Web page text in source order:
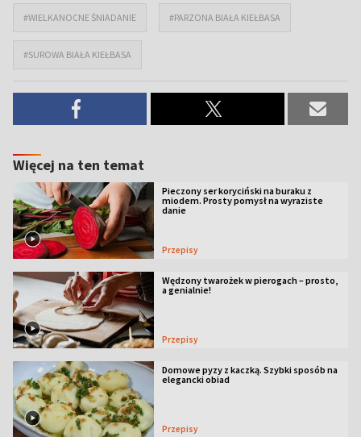
#WIELKANOCNE ŚNIADANIE #PARZONA BIAŁA KIEŁBASA
#SUROWA BIAŁA KIEŁBASA
Więcej na ten temat
Pieczony ser koryciński na buraku z
miodem. Prosty pomysł na wyraziste
danie
Przepisy
Wędzony twarożek w pierogach – prosto,
a genialnie!
Przepisy
Domowe pyzy z kaczką. Szybki sposób na
elegancki obiad
Przepisy